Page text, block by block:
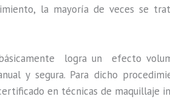
la mayoría de veces se
logra un efecto
y segura. Para dicho
en técnicas de maquillaje